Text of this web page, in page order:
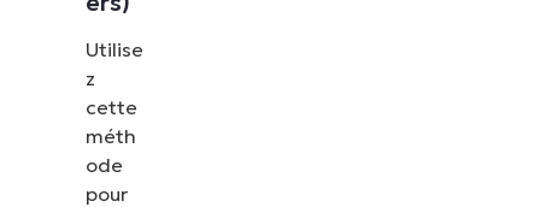
Utilise
z
cette
méth
ode
pour